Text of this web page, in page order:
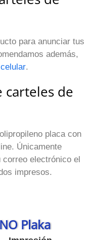
para anunciar tus
además,
.
carteles de
placa con
Únicamente
electrónico el
impresos.
Plaka